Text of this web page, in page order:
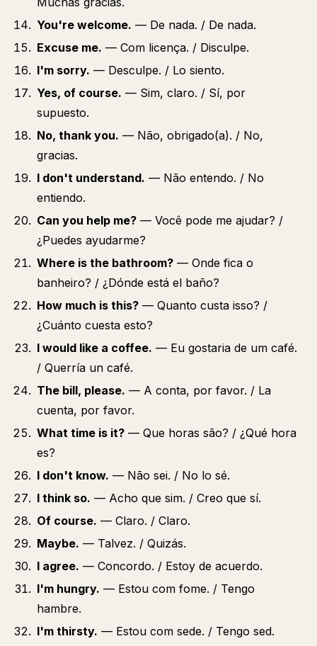
You're welcome. — De nada. / De nada.
Excuse me. — Com licença. / Disculpe.
I'm sorry. — Desculpe. / Lo siento.
Yes, of course. — Sim, claro. / Sí, por
supuesto.
No, thank you. — Não, obrigado(a). / No,
gracias.
I don't understand. — Não entendo. / No
entiendo.
Can you help me? — Você pode me ajudar? /
¿Puedes ayudarme?
Where is the bathroom? — Onde fica o
banheiro? / ¿Dónde está el baño?
How much is this? — Quanto custa isso? /
¿Cuánto cuesta esto?
I would like a coffee. — Eu gostaria de um café.
/ Querría un café.
The bill, please. — A conta, por favor. / La
cuenta, por favor.
What time is it? — Que horas são? / ¿Qué hora
es?
I don't know. — Não sei. / No lo sé.
I think so. — Acho que sim. / Creo que sí.
Of course. — Claro. / Claro.
Maybe. — Talvez. / Quizás.
I agree. — Concordo. / Estoy de acuerdo.
I'm hungry. — Estou com fome. / Tengo
hambre.
I'm thirsty. — Estou com sede. / Tengo sed.